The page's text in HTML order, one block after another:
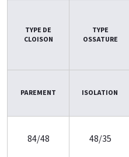
TYPE DE
CLOISON
TYPE
OSSATURE
PAREMENT ISOLATION
84/48 48/35